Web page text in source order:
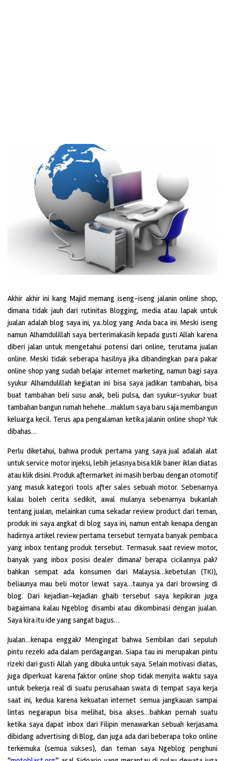
Akhir akhir ini kang Majid memang iseng-iseng jalanin online shop,
dimana tidak jauh dari rutinitas Blogging, media atau lapak untuk
jualan adalah blog saya ini, ya..blog yang Anda baca ini. Meski iseng
namun Alhamdulillah saya berterimakasih kepada gusti Allah karena
diberi jalan untuk mengetahui potensi dari online, terutama jualan
online. Meski tidak seberapa hasilnya jika dibandingkan para pakar
online shop yang sudah belajar internet marketing, namun bagi saya
syukur Alhamdulillah kegiatan ini bisa saya jadikan tambahan, bisa
buat tambahan beli susu anak, beli pulsa, dan syukur-syukur buat
tambahan bangun rumah hehehe…maklum saya baru saja membangun
keluarga kecil. Terus apa pengalaman ketika jalanin online shop? Yuk
dibahas…
Perlu diketahui, bahwa produk pertama yang saya jual adalah alat
untuk service motor injeksi, lebih jelasnya bisa klik baner iklan diatas
atau klik disini. Produk aftermarket ini masih berbau dengan otomotif
yang masuk kategori tools after sales sebuah motor. Sebenarnya
kalau boleh cerita sedikit, awal mulanya sebenarnya bukanlah
tentang jualan, melainkan cuma sekadar review product dari teman,
produk ini saya angkat di blog saya ini, namun entah kenapa dengan
hadirnya artikel review pertama tersebut ternyata banyak pembaca
yang inbox tentang produk tersebut. Termasuk saat review motor,
banyak yang inbox posisi dealer dimana? berapa cicilannya pak?
bahkan sempat ada konsumen dari Malaysia…kebetulan (TKI),
beliaunya mau beli motor lewat saya…taunya ya dari browsing di
blog. Dari kejadian-kejadian ghaib tersebut saya kepikiran juga
bagaimana kalau Ngeblog disambi atau dikombinasi dengan jualan.
Saya kira itu ide yang sangat bagus…
Jualan…kenapa enggak? Mengingat bahwa Sembilan dari sepuluh
pintu rezeki ada dalam perdagangan. Siapa tau ini merupakan pintu
rizeki dari gusti Allah yang dibuka untuk saya. Selain motivasi diatas,
juga diperkuat karena faktor online shop tidak menyita waktu saya
untuk bekerja real di suatu perusahaan swata di tempat saya kerja
saat ini, kedua karena kekuatan internet semua jangkauan sampai
lintas negarapun bisa melihat, bisa akses…bahkan pernah suatu
ketika saya dapat inbox dari Filipin menawarkan sebuah kerjasama
dibidang advertising di Blog, dan juga ada dari beberapa toko online
terkemuka (semua sukses), dan teman saya Ngeblog penghuni